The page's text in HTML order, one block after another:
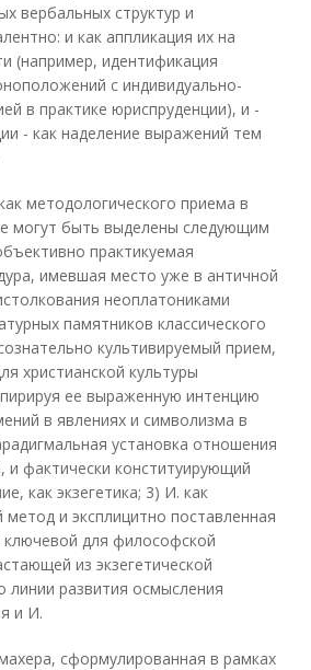
вербальных структур и
и как аппликация их на
(например, идентификация
с индивидуально-
в практике юриспруденции), и -
- как наделение выражений тем
методологического приема в
могут быть выделены следующим
практикуемая
имевшая место уже в античной
неоплатониками
памятников классического
культивируемый прием,
христианской культуры
ее выраженную интенцию
в явлениях и символизма в
установка отношения
и фактически конституирующий
как экзегетика; 3) И. как
метод и эксплицитно поставленная
для философской
из экзегетической
линии развития осмысления
и И.
сформулированная в рамках